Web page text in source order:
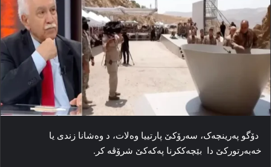
دۆگو په‌رینچه‌ک، سه‌رۆکێ پارتییا وه‌لات، د وه‌شانا زندی یا
خەبه‌رتورکێ دا بێچه‌ککرنا پەکەکێ شرۆڤه‌ کر.